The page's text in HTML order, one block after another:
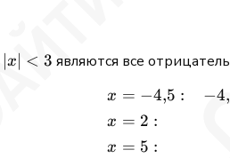
x < 3 являются все
x
x
x
= −4,5 :
= 2 :
= 5 :
−4,